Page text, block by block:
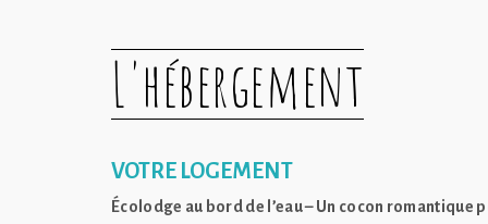
L'hébergement
VOTRE LOGEMENT
Écolodge au bord de l’eau – Un cocon romantique